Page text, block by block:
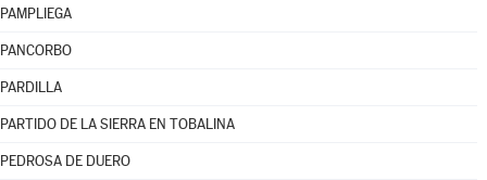
PAMPLIEGA
PANCORBO
PARDILLA
PARTIDO DE LA SIERRA EN TOBALINA
PEDROSA DE DUERO